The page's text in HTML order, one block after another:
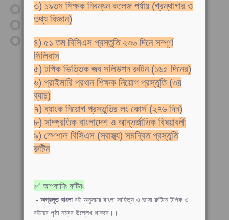
Grow
Fly
Lay eggs
৩) ১৯তম শিক্ষক নিবন্ধন কলেজ পর্যায় (গ্রন্থাগার ও
তথ্য বিজ্ঞান)
৪) ৫১ তম বিসিএস প্রস্তুতি ২৩৬ দিনে সম্পূর্ণ
সিলিবাস
৫) টপিক ভিত্তিক জব সলিউশন রুটিন (১৬৫ দিনের)
৬) প্রাইমারি প্রধান শিক্ষক নিয়োগ প্রস্তুতি (৩য়
ব্যাচ)
৭) ব্যাংক নিয়োগ প্রস্তুতির লং কোর্স (২৭৬ দিন)
৮) সাম্প্রতিক বাংলাদেশ ও আন্তর্জাতিক বিষয়াবলী
৯) স্পেশাল বিসিএস (স্বাস্থ্য) সমন্বিত প্রস্তুতি
রুটিন
✅ আপকামিং রুটিনঃ
- অগ্রদূত বাংলাবই অনুসারে বাংলা সাহিত্য ও ভাষা রুটিনে টপিক ও
বইয়ের পৃষ্ঠা নম্বর উল্লেখ থাকবে।।